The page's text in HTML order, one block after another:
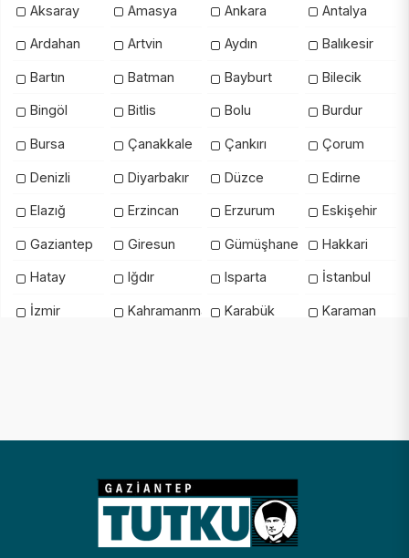
Aksaray Amasya Ankara Antalya
Ardahan Artvin Aydın Balıkesir
Bartın Batman Bayburt Bilecik
Bingöl Bitlis Bolu Burdur
Bursa Çanakkale Çankırı Çorum
Denizli Diyarbakır Düzce Edirne
Elazığ Erzincan Erzurum Eskişehir
Gaziantep Giresun Gümüşhane Hakkari
Hatay Iğdır Isparta İstanbul
İzmir KahramanmaraşKarabük Karaman
Mardin Mersin Muğla Muş
Niğde Ordu
Sakarya Samsun
Sinop Şırnak